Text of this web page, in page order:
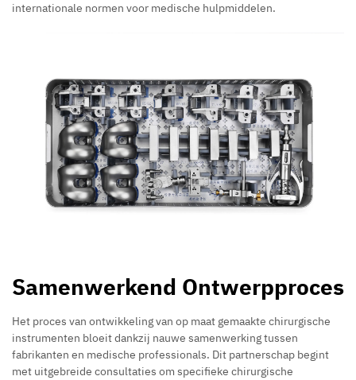
internationale normen voor medische hulpmiddelen.
Samenwerkend Ontwerpproces
Het proces van ontwikkeling van op maat gemaakte chirurgische
instrumenten bloeit dankzij nauwe samenwerking tussen
fabrikanten en medische professionals. Dit partnerschap begint
met uitgebreide consultaties om specifieke chirurgische